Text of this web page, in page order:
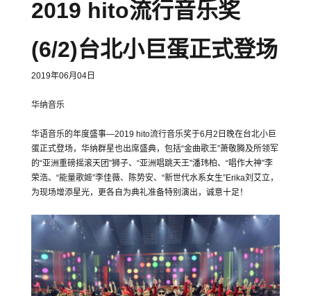
2019 hito流行音乐奖
(6/2)台北小巨蛋正式登场
2019年06月04日
华纳音乐
华语音乐的年度盛事—2019 hito流行音乐奖于6月2日晚在台北小巨
蛋正式登场，华纳群星也出席盛典，包括“金曲歌王”萧敬腾及所领军
的“亚洲重磅摇滚天团”狮子、“亚洲唱跳天王”潘玮柏、“唱作大神”李
荣浩、“能量歌姬”李佳薇、陈势安、“新世代水系女生”Erika刘艾立，
为现场增添星光，更各自为典礼准备特别演出，诚意十足！